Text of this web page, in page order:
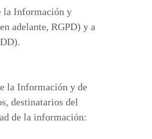
la Información y
adelante, RGPD) y a
la Información y de
destinatarios del
de la información: